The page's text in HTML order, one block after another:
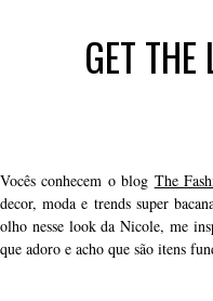
GET
Vocês conhecem o blog The
decor, moda e trends super
olho nesse look da Nicole, me
que adoro e acho que são itens